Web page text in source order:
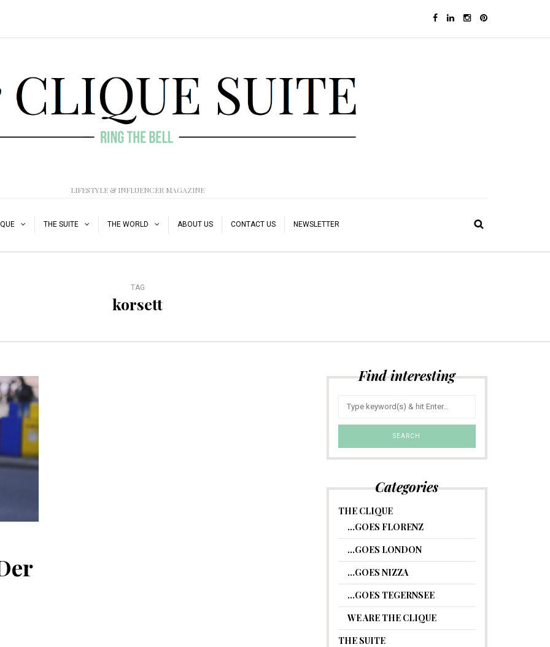
LIFESTYLE & INFLUENCER MAGAZINE
THE SUITE THE WORLD ABOUT US CONTACT US NEWSLETTER
TAG
korsett
Find interesting
Categories
THE CLIQUE
…GOES FLORENZ
…GOES LONDON
…GOES NIZZA
…GOES TEGERNSEE
WE ARE THE CLIQUE
THE SUITE